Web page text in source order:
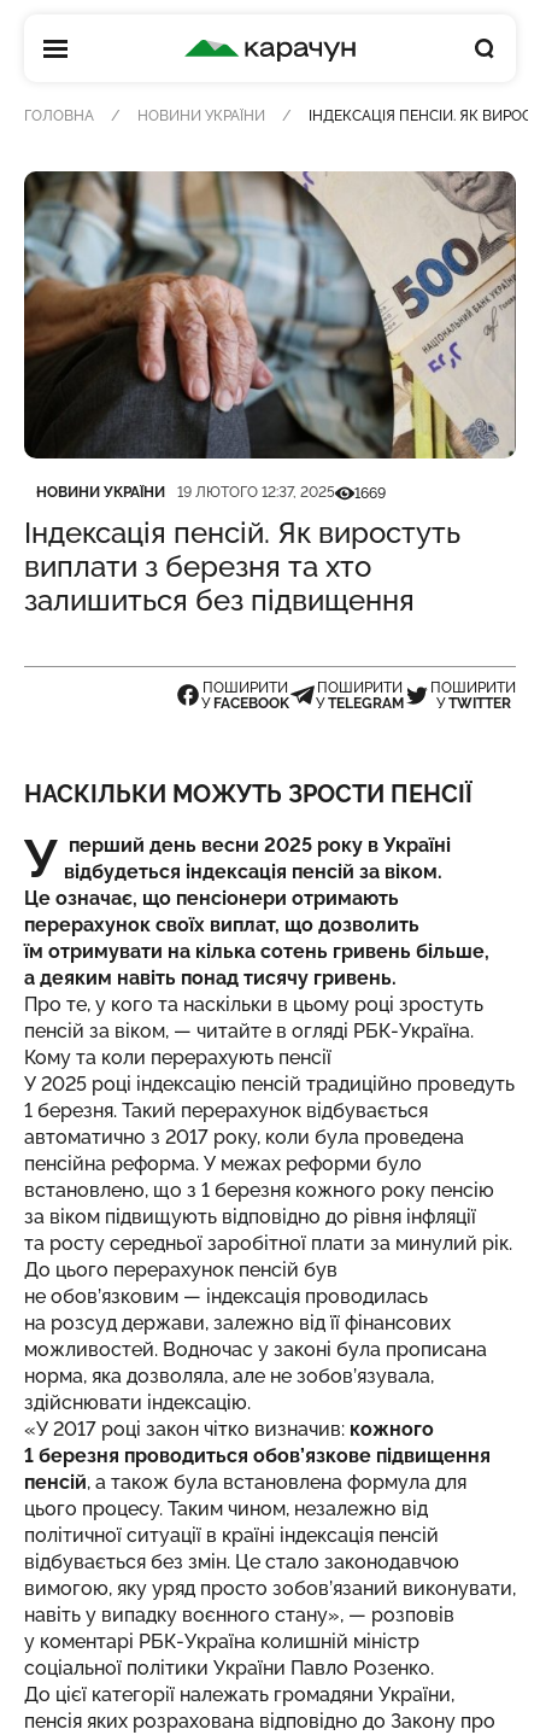
КАРАЧУН
ГОЛОВНА НОВИНИ УКРАЇНИ ІНДЕКСАЦІЯ ПЕНСІЙ. ЯК
Категорія
НОВИНИ УКРАЇНИ
Дата публікації 19 ЛЮТОГО 12:37, 2025Кількість переглядів
1669
Індексація пенсій. Як виростуть
виплати з березня та хто
залишиться без підвищення
ПОШИРИТИ
У FACEBOOK
ПОШИРИТИ
УTELEGRAM
ПОШИРИТИ
УTWITTER
НАСКІЛЬКИ МОЖУТЬ ЗРОСТИ ПЕНСІЇ
У перший день весни 2025 року в Україні
відбудеться індексація пенсій за віком.
Це означає, що пенсіонери отримають
перерахунок своїх виплат, що дозволить
їм отримувати на кілька сотень гривень більше,
а деяким навіть понад тисячу гривень.
Про те, у кого та наскільки в цьому році зростуть
пенсій за віком, — читайте в огляді РБК-Україна.
Кому та коли перерахують пенсії
У 2025 році індексацію пенсій традиційно проведуть
1 березня. Такий перерахунок відбувається
автоматично з 2017 року, коли була проведена
пенсійна реформа. У межах реформи було
встановлено, що з 1 березня кожного року пенсію
за віком підвищують відповідно до рівня інфляції
та росту середньої заробітної плати за минулий рік.
До цього перерахунок пенсій був
не обов’язковим — індексація проводилась
на розсуд держави, залежно від її фінансових
можливостей. Водночас у законі була прописана
норма, яка дозволяла, але не зобов’язувала,
здійснювати індексацію.
«У 2017 році закон чітко визначив: кожного
1 березня проводиться обов’язкове підвищення
пенсій, а також була встановлена формула для
цього процесу. Таким чином, незалежно від
політичної ситуації в країні індексація пенсій
відбувається без змін. Це стало законодавчою
вимогою, яку уряд просто зобов’язаний виконувати,
навіть у випадку воєнного стану», — розповів
у коментарі РБК-Україна колишній міністр
соціальної політики України Павло Розенко.
До цієї категорії належать громадяни України,
пенсія яких розрахована відповідно до Закону про